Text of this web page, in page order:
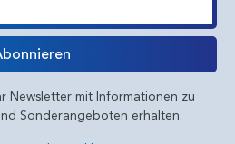
Newsletter mit Informationen zu
Sonderangeboten erhalten.